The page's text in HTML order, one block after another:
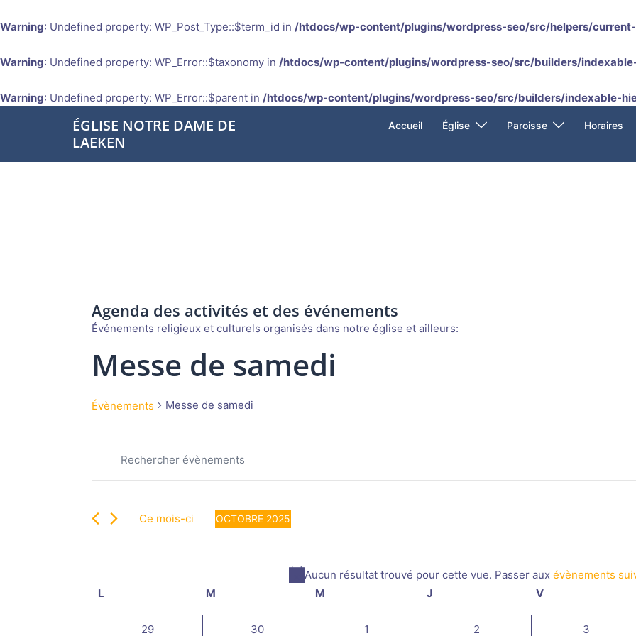
Warning: Undefined property: WP_Post_Type::$term_id in /htdocs/wp-content/plugins/wordpress-seo/src/helpers/
Warning: Undefined property: WP_Error::$taxonomy in /htdocs/wp-content/plugins/wordpress-seo/src/builders/
Warning: Undefined property: WP_Error::$parent in /htdocs/wp-content/plugins/wordpress-seo/src/builders/indexable-
ÉGLISE NOTRE DAME DE
LAEKEN
Accueil Église Paroisse Horaires
Agenda des activités et des événements
Événements religieux et culturels organisés dans notre église et ailleurs:
Messe de samedi
Évènements Messe de samedi
Évènements
Notice
Aucun résultat trouvé pour cette vue. Passer aux évènements
Recherche
navigation
vues
Évènements
Ce mois-ci OCTOBRE 2025
Calendrier
Évènements
L M M J Vvendredi
0
29
0
30
01
0
2
0
3